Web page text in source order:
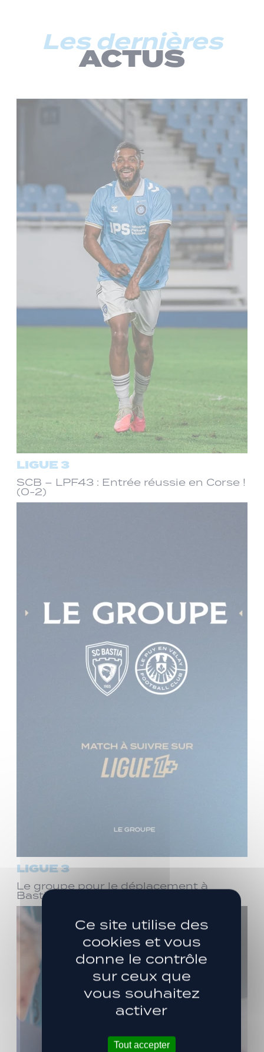
Les dernières
ACTUS
LIGUE 3
SCB – LPF43 : Entrée réussie en Corse !
(0-2)
LIGUE 3
Le groupe pour le déplacement à
Bastia (J1)
Ce site utilise des
cookies et vous
donne le contrôle
sur ceux que
vous souhaitez
activer
Tout accepter